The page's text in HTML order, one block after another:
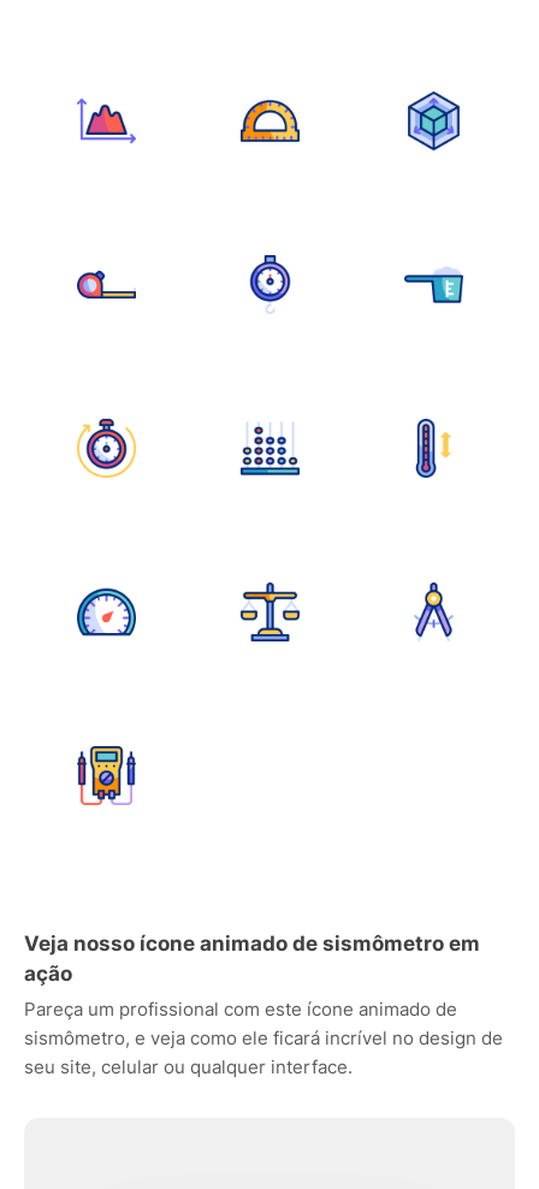
Veja nosso ícone animado de sismômetro em
ação
Pareça um profissional com este ícone animado de
sismômetro, e veja como ele ficará incrível no design de
seu site, celular ou qualquer interface.